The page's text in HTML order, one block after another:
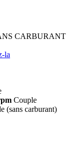
CARBURANT
la
Couple
(sans carburant)